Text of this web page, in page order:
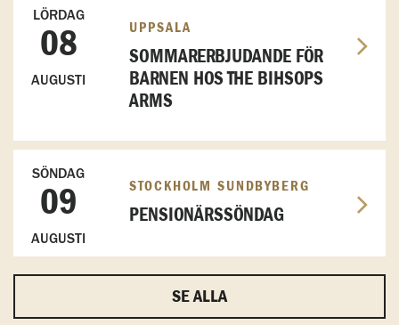
LÖRDAG
08
AUGUSTI
UPPSALA
SOMMARERBJUDANDE FÖR
BARNEN HOS THE BIHSOPS
ARMS
SÖNDAG
09
AUGUSTI
STOCKHOLM SUNDBYBERG
PENSIONÄRSSÖNDAG
SE ALLA